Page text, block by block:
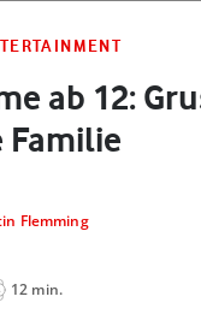
ab 12:
Familie
Flemming
12 min.